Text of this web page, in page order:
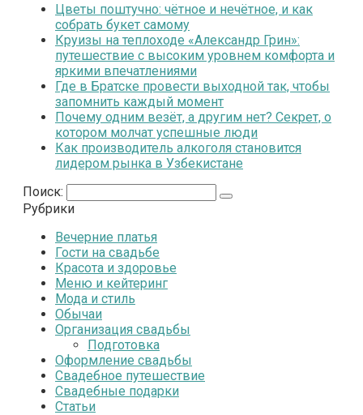
Цветы поштучно: чётное и нечётное, и как
собрать букет самому
Круизы на теплоходе «Александр Грин»:
путешествие с высоким уровнем комфорта и
яркими впечатлениями
Где в Братске провести выходной так, чтобы
запомнить каждый момент
Почему одним везёт, а другим нет? Секрет, о
котором молчат успешные люди
Как производитель алкоголя становится
лидером рынка в Узбекистане
Поиск:
Рубрики
Вечерние платья
Гости на свадьбе
Красота и здоровье
Меню и кейтеринг
Мода и стиль
Обычаи
Организация свадьбы
Подготовка
Оформление свадьбы
Свадебное путешествие
Свадебные подарки
Статьи